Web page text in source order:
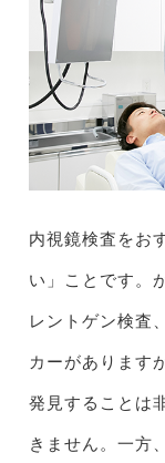
内視鏡検査をお
い」ことです。
レントゲン検査
カーがあります
発見することは
きません。一方